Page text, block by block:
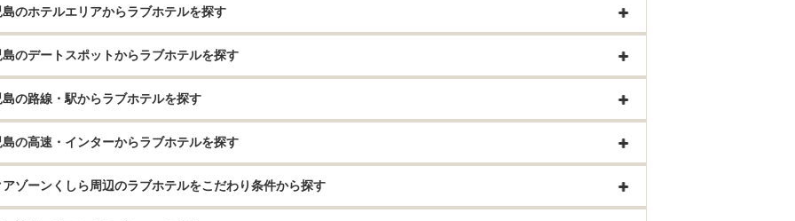
島のホテルエリアからラブホテルを探す
島のデートスポットからラブホテルを探す
島の路線・駅からラブホテルを探す
島の高速・インターからラブホテルを探す
アゾーンくしら周辺のラブホテルをこだわり条件から探す